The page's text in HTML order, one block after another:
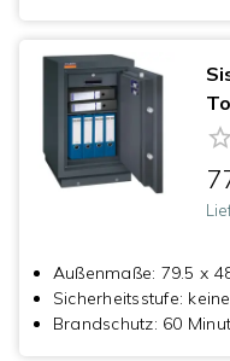
Außenmaße: 79.5 x
Sicherheitsstufe: keine
Brandschutz: 60